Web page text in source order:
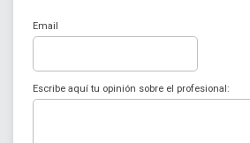
Email
Escribe aquí tu opinión sobre el profesional: